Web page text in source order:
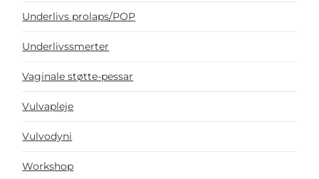
Underlivs prolaps/POP
Underlivssmerter
Vaginale støtte-pessar
Vulvapleje
Vulvodyni
Workshop